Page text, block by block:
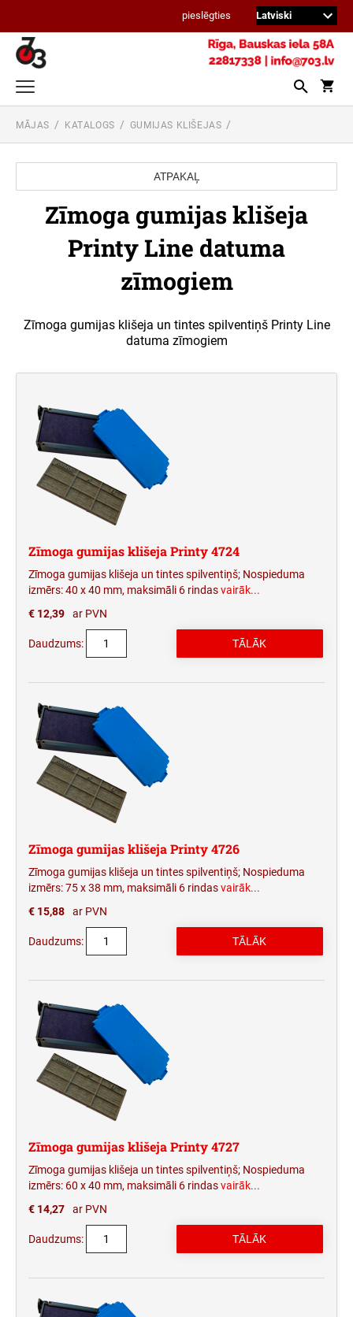
pieslēgties
Zīmogi
Kabatas zīmogi
Zīmogi intensīvai lietošanai
Datumzīmogi un numeratori
DATUMZĪMOGI PRINTY LINE + TEKSTS
DATUMZĪMOGI UN NUMERATORI
NUMERATORI UN DATUMA ZĪMOGI
CLASSIC LINE
Gumijas klišejas
ZĪMOGA GUMIJAS KLIŠEJA PRINTY LINE
ZĪMOGA GUMIJAS KLIŠEJA PROFESSIONAL
LINE TEKSTA ZĪMOGIEM
ZĪMOGA GUMIJAS KLIŠEJA PROFESSIONAL
LINE DATUMA ZĪMOGIEM
Maiņas spilventiņi zīmogiem un tinte
MAIŅAS SPILVENTIŅI TRODAT PRINTY
PROFESSIONAL SĒRIJAI
TINTE ZĪMOGU UZPILDĪŠANAI
ZĪMOGU TINTES SPILVENTIŅI
TYPOMATIC SALIEKAMIE ZĪMOGI
TYPOMATIC LINE PIEDERUMI
MĀJAS KATALOGS GUMIJAS KLIŠEJAS
ATPAKAĻ
Zīmoga gumijas klišeja
Printy Line datuma
zīmogiem
Zīmoga gumijas klišeja un tintes spilventiņš Printy Line
datuma zīmogiem
Zīmoga gumijas klišeja Printy 4724
Zīmoga gumijas klišeja un tintes spilventiņš; Nospieduma
izmērs: 40 x 40 mm, maksimāli 6 rindasvairāk...
€ 12,39
ar PVN
Daudzums:
Zīmoga gumijas klišeja Printy 4726
Zīmoga gumijas klišeja un tintes spilventiņš; Nospieduma
izmērs: 75 x 38 mm, maksimāli 6 rindasvairāk...
€ 15,88
ar PVN
Daudzums:
Zīmoga gumijas klišeja Printy 4727
Zīmoga gumijas klišeja un tintes spilventiņš; Nospieduma
izmērs: 60 x 40 mm, maksimāli 6 rindasvairāk...
€ 14,27
ar PVN
Daudzums: